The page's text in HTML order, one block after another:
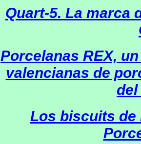
Quart-5. La marca
Porcelanas REX,
valencianas de
Los biscuits de